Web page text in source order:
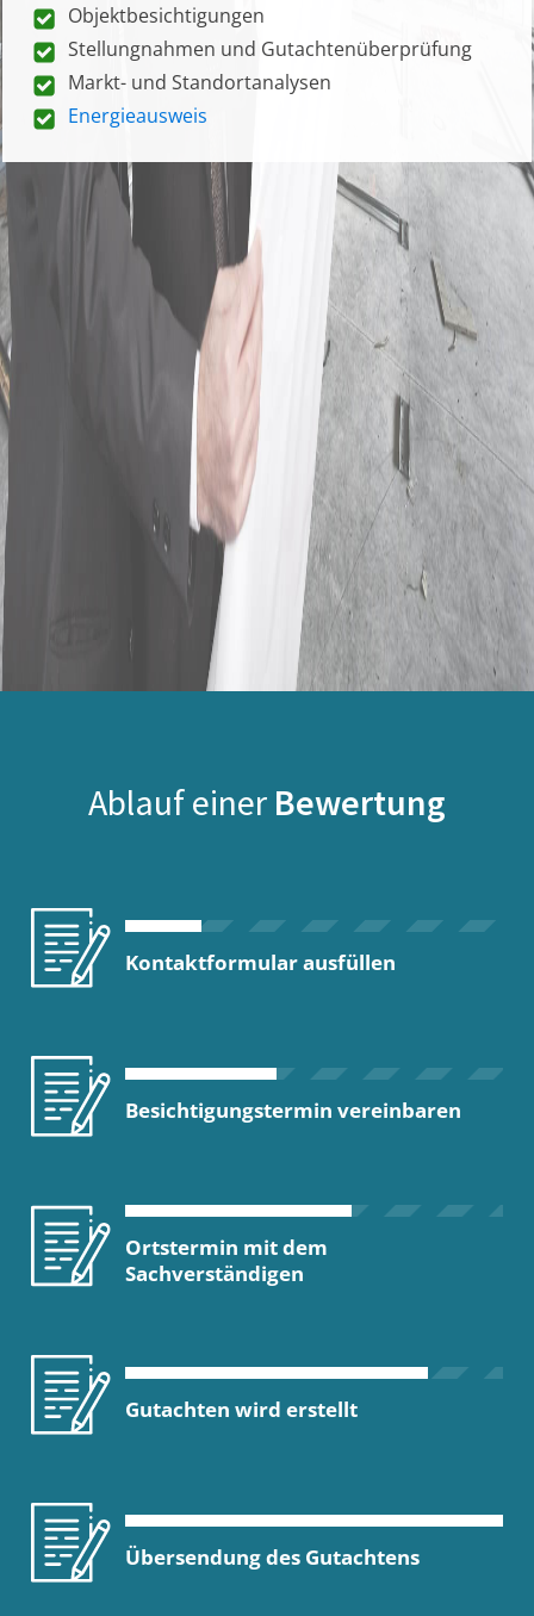
Objektbesichtigungen
Stellungnahmen und Gutachtenüberprüfung
Markt- und Standortanalysen
Energieausweis
Ablauf einer Bewertung
Kontaktformular ausfüllen
Besichtigungstermin vereinbaren
Ortstermin mit dem
Sachverständigen
Gutachten wird erstellt
Übersendung des Gutachtens